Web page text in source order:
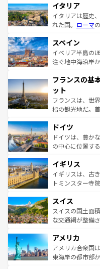
イタリア
イタリアは歴史
れた国。 ローマ
ろん、トスカー
景など、自然景
ピザやパスタな
ませてくれるイ
なお、新着のイ
しい。
スペイン
イベリア半島の
注ぐ地中海沿岸
文化が根付くこ
れる闘牛、そし
る。首都マドリ
アートに溢れた
せる。地方によ
ンテンツ一覧を
フランスの基
ット
フランスは、世
指の観光地だ。
で、幅広い魅力
聖堂、美しいビ
から魅了する。
いる。シャンパ
香り高いラベン
らに、パリ以外
れる地方に足を
きる
を参照してほし
ドイツ
ドイツは、豊か
の中心に位置す
顔を持つこの国
ルリンの文化的
してライン川沿
は、お酒好きな人に
ドイツ情報はコ
イギリス
イギリスは、古
トミンスター寺
リアごとに異な
ティー、ビール
戦など、本場だ
ンツ一覧を参照
スイス
スイスの国土面
な交通網が整備
の建物がそのま
博物館もあり、
ことができる。
アメリカ
アメリカ合衆国
東海岸の都市部